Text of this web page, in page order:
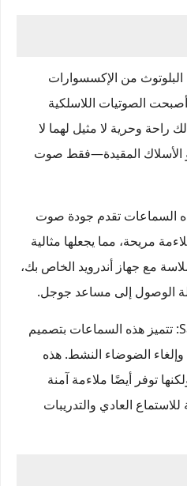
البلوتوث من الإكسسوارات
أصبحت الصوتيات اللاسلكية
راحة وحرية لا مثيل لهما لا
الأسلاك المقيدة—فقط صوت
السماعات تقدم جودة صوت
مريحة، مما يجعلها مثالية
مع جهاز أندرويد الخاص بك،
الوصول إلى مساعد جوجل.
: تتميز هذه السماعات بتصميم
الضوضاء النشط. هذه
توفر أيضًا ملاءمة آمنة
العادي والتدريبات